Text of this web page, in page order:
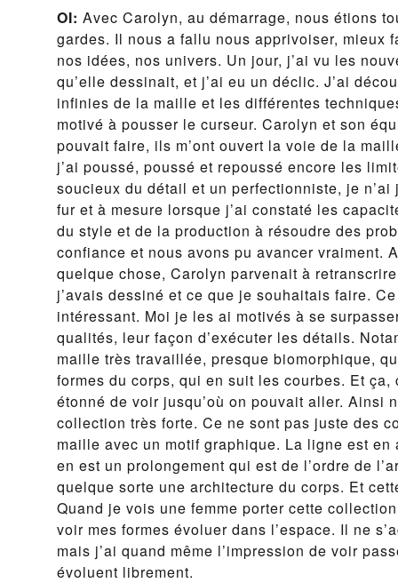
OI: Avec Carolyn, au démarrage, nous étions
gardes. Il nous a fallu nous apprivoiser, mieux
nos idées, nos univers. Un jour, j’ai vu les
qu’elle dessinait, et j’ai eu un déclic. J’ai
infinies de la maille et les différentes
motivé à pousser le curseur. Carolyn et son
pouvait faire, ils m’ont ouvert la voie de la
j’ai poussé, poussé et repoussé encore les
soucieux du détail et un perfectionniste, je
fur et à mesure lorsque j’ai constaté les
du style et de la production à résoudre des
confiance et nous avons pu avancer vraiment.
quelque chose, Carolyn parvenait à
j’avais dessiné et ce que je souhaitais faire.
intéressant. Moi je les ai motivés à se
qualités, leur façon d’exécuter les détails.
maille très travaillée, presque biomorphique,
formes du corps, qui en suit les courbes. Et ça,
étonné de voir jusqu’où on pouvait aller. Ainsi
collection très forte. Ce ne sont pas juste des
maille avec un motif graphique. La ligne est
en est un prolongement qui est de l’ordre de
quelque sorte une architecture du corps. Et
Quand je vois une femme porter cette
voir mes formes évoluer dans l’espace. Il ne
mais j’ai quand même l’impression de voir
évoluent librement.